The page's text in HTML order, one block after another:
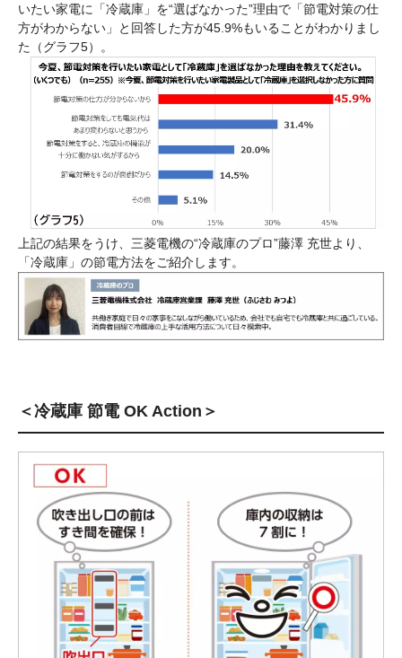
いたい家電に「冷蔵庫」を“選ばなかった”理由で「節電対策の仕
方がわからない」と回答した方が45.9%もいることがわかりまし
た（グラフ5）。
上記の結果をうけ、三菱電機の“冷蔵庫のプロ”藤澤 充世より、
「冷蔵庫」の節電方法をご紹介します。
＜冷蔵庫 節電 OK Action＞